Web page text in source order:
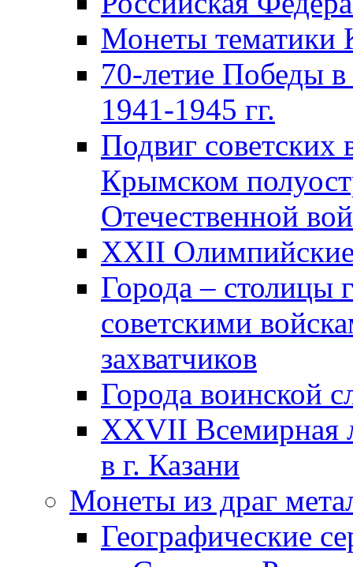
Монеты тематики
70-летие Победы
1941-1945 гг.
Подвиг советских
Крымском
Отечественной
XXII
Города – столицы
советскими
захватчиков
Города воинской
XXVII Всемирная
в г. Казани
Монеты из драг
Географические